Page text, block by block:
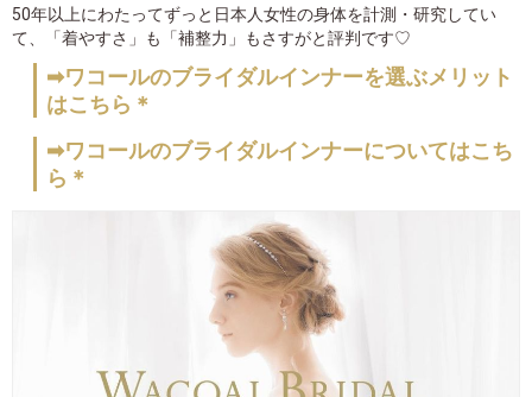
50年以上にわたってずっと日本人女性の身体を計測・研究してい
て、「着やすさ」も「補整力」もさすがと評判です♡
➡ワコールのブライダルインナーを選ぶメリット
はこちら＊
➡ワコールのブライダルインナーについてはこち
ら＊